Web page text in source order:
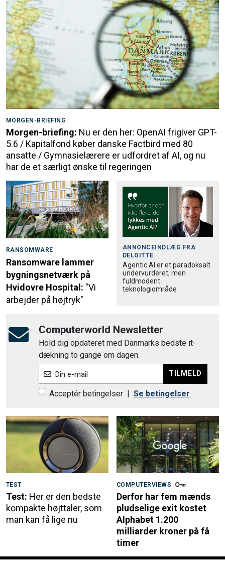
MORGEN-BRIEFING
Morgen-briefing: Nu er den her: OpenAI frigiver GPT-
5.6 / Kapitalfond køber danske Factbird med 80
ansatte / Gymnasielærere er udfordret af AI, og nu
har de et særligt ønske til regeringen
RANSOMWARE
Ransomware lammer
bygningsnetværk på
Hvidovre Hospital: "Vi
arbejder på højtryk"
ANNONCEINDLÆG FRA
DELOITTE
Agentic AI er et paradoksalt
undervurderet, men
fuldmodent
teknologiområde
Computerworld Newsletter
Hold dig opdateret med Danmarks bedste it-
dækning to gange om dagen.
Din e-mail TILMELD
Acceptér betingelser | Se betingelser
TEST
Test: Her er den bedste
kompakte højttaler, som
man kan få lige nu
COMPUTERVIEWS
Derfor har fem mænds
pludselige exit kostet
Alphabet 1.200
milliarder kroner på få
timer